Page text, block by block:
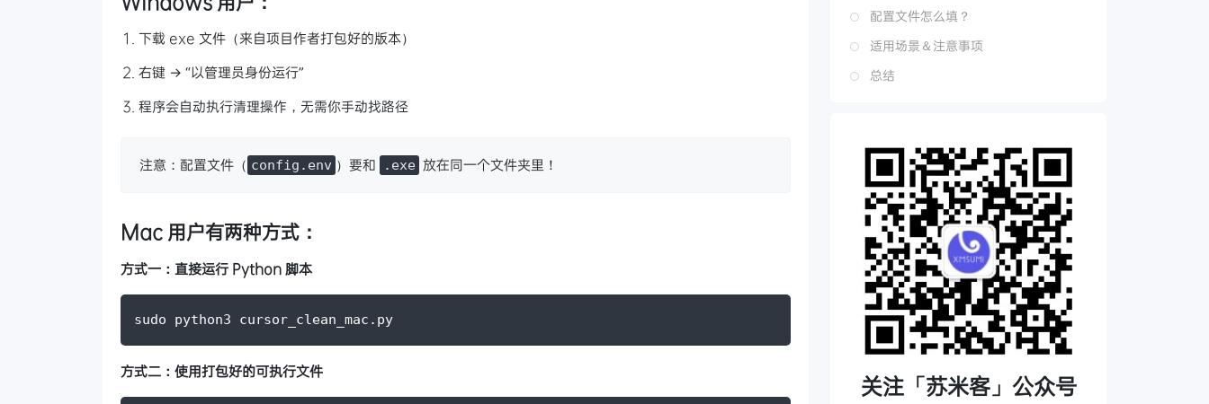
下载 exe 文件（来自项目作者打包好的版本）
右键 → “以管理员身份运行”
程序会自动执行清理操作，无需你手动找路径
注意：配置文件（ config.env ）要和 .exe 放在同一个文件夹里！
Mac 用户有两种方式：
方式一：直接运行 Python 脚本
sudo python3 cursor_clean_mac.py
方式二：使用打包好的可执行文件
配置文件怎么填？
适用场景＆注意事项
总结
关注「苏米客」公众号